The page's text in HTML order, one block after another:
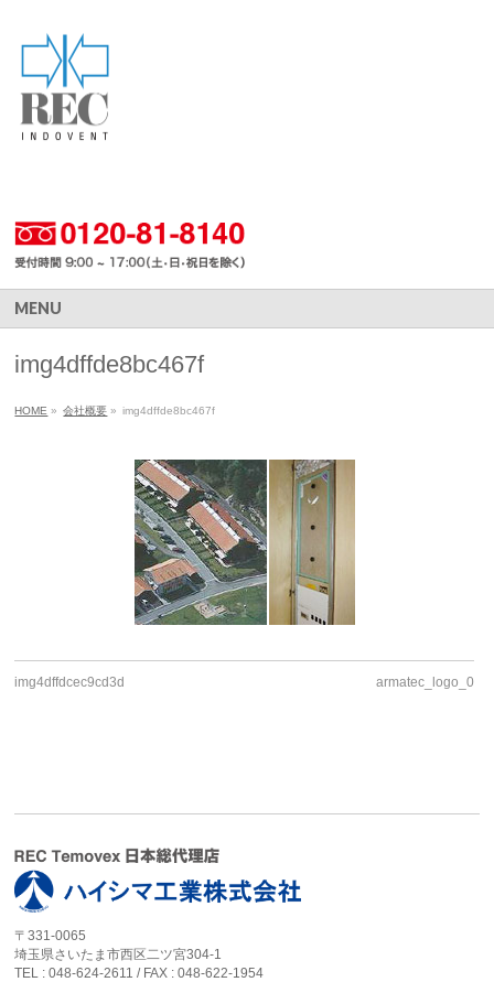
MENU
img4dffde8bc467f
HOME » 会社概要 » img4dffde8bc467f
img4dffdcec9cd3d armatec_logo_0
〒331-0065
埼玉県さいたま市西区二ツ宮304-1
TEL : 048-624-2611 / FAX : 048-622-1954